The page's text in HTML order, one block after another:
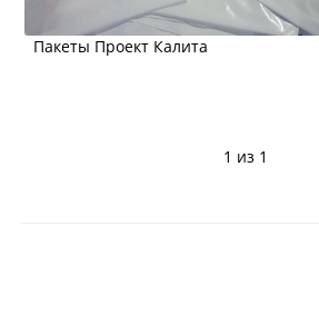
Пакеты Проект Калита
1 из 1